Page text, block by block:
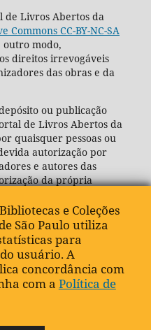
de Livros Abertos da
Commons CC-BY-NC-SA
outro modo,
direitos irrevogáveis
das obras e da
ou publicação
de Livros Abertos da
quaisquer pessoas ou
autorização por
e autores das
da própria
e Coleções
São Paulo utiliza
para
usuário. A
concordância com
com a Política de